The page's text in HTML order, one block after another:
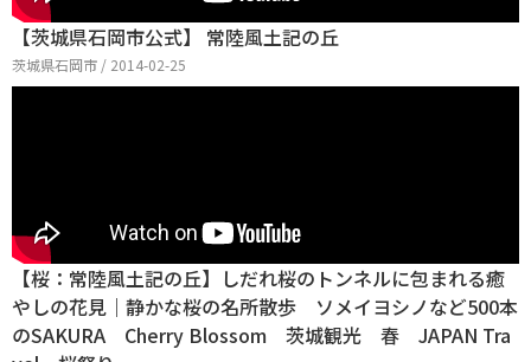
【茨城県石岡市公式】 常陸風土記の丘
茨城県石岡市 / 2014-02-25
【桜：常陸風土記の丘】しだれ桜のトンネルに包まれる癒
やしの花見｜静かな桜の名所散歩 ソメイヨシノなど500本
のSAKURA Cherry Blossom 茨城観光 春 JAPAN Tra